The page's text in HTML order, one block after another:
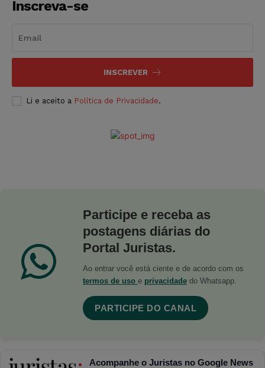
Inscreva-se
INSCREVER
Li e aceito a Política de Privacidade.
Participe e receba as
postagens diárias do
Portal Juristas.
Ao entrar você está ciente e de acordo com os
termos de uso e privacidade do Whatsapp.
PARTICIPE DO CANAL
Acompanhe o Juristas no Google News